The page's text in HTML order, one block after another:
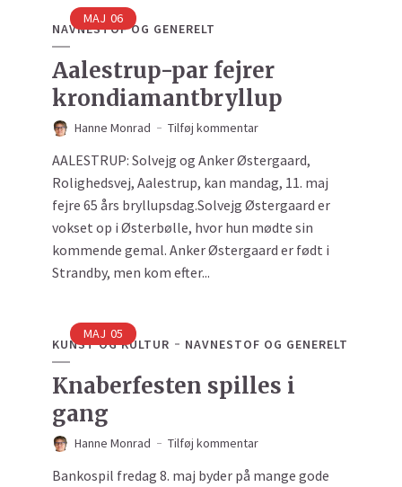
MAJ 06
NAVNESTOF OG GENERELT
Aalestrup-par fejrer
krondiamantbryllup
Hanne Monrad Tilføj kommentar
AALESTRUP: Solvejg og Anker Østergaard,
Rolighedsvej, Aalestrup, kan mandag, 11. maj
fejre 65 års bryllupsdag.Solvejg Østergaard er
vokset op i Østerbølle, hvor hun mødte sin
kommende gemal. Anker Østergaard er født i
Strandby, men kom efter...
MAJ 05
KUNST OG KULTUR NAVNESTOF OG GENERELT
Knaberfesten spilles i
gang
Hanne Monrad Tilføj kommentar
Bankospil fredag 8. maj byder på mange gode